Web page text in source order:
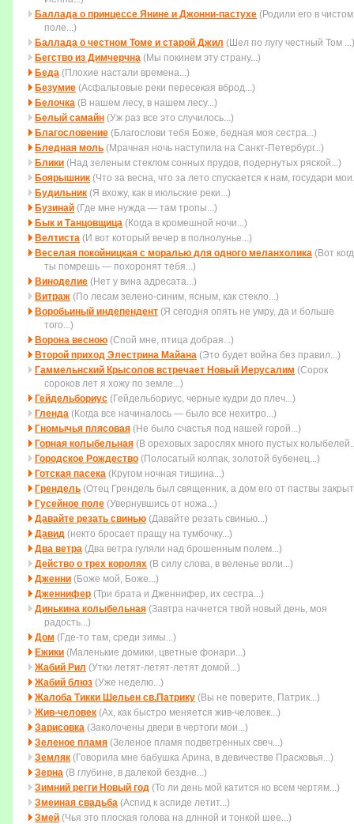
Баллада о принцессе Янине и Джонни-пастухе (Родили его в чистом
поле...)
Баллада о честном Томе и старой Джил (Шел по лугу честный Том ...)
Бегство из Димчерчна (Мы покинем эту страну...)
Беда (Плохие настали времена...)
Безумие (Асфальтовые реки пересекая вброд...)
Белочка (В нашем лесу, в нашем лесу...)
Белый самайн (Уж раз все это случилось...)
Благословение (Благослови тебя Боже, бедная моя сестра...)
Бледная моль (Мрачная ночь наступила на Санкт-Петербург...)
Блики (Над зеленым стеклом сонных прудов, подернутых ряской...)
Боярышник (Что за весна, что за лето спускается к нам, государи
Будильник (Я вхожу, как в июльские реки...)
Бузинай (Где мне нужда — там тропы...)
Бык и Танцовщица (Когда в кромешной ночи...)
Велтиста (И вот который вечер в полнолунье...)
Веселая покойницкая с моралью для одного меланхолика (Вот
ты помpешь — похоpонят тебя...)
Виноделие (Нет у вина адресата...)
Витраж (По лесам зелено-синим, ясным, как стекло...)
Воробьиный индепендент (Я сегодня опять не умру, да и больше
того...)
Ворона весною (Спой мне, птица добрая...)
Второй приход Элестрина Майана (Это будет война без пpавил...)
Гаммельнский Крысолов встречает Новый Иерусалим (Сорок
сороков лет я хожу по земле...)
Гейдельбориус (Гейдельбориус, черные кудри до плеч...)
Гленда (Когда все начиналось — было все нехитро...)
Гномычья плясовая (Не было счастья под нашей горой...)
Горная колыбельная (В ореховых зарослях много пустых
Городское Рождество (Полосатый колпак, золотой бубенец...)
Готская пасека (Кругом ночная тишина...)
Грендель (Отец Грендель был священник, а дом его от паствы
Гусейное поле (Увеpнувшись от ножа...)
Давайте резать свинью (Давайте резать свинью...)
Давид (некто бросает пращу на тумбочку...)
Два ветра (Два ветра гуляли над брошенным полем...)
Действо о трех королях (В силу слова, в веленье воли...)
Дженни (Боже мой, Боже...)
Дженнифер (Три брата и Дженнифер, их сестра...)
Динькина колыбельная (Завтра начнется твой новый день, моя
радость...)
Дом (Где-то там, среди зимы...)
Ежики (Маленькие домики, цветные фонари...)
Жабий Рил (Утки летят-летят-летят домой...)
Жабий блюз (Уже неделю...)
Жалоба Тикки Шельен св.Патрику (Вы не поверите, Патрик...)
Жив-человек (Ах, как быстро меняется жив-человек...)
Зарисовка (Заколочены двеpи в чеpтоги мои...)
Зеленое пламя (Зеленое пламя подветренных свеч...)
Земляк (Говорила мне бабушка Арина, в девичестве Прасковья...)
Зерна (В глубине, в далекой бездне...)
Зимний регги Новый год (То ли день мой катится ко всем чеpтям...)
Змеиная свадьба (Аспид к аспиде летит...)
Змей (Чья это плоская голова на длнной и тонкой шее...)